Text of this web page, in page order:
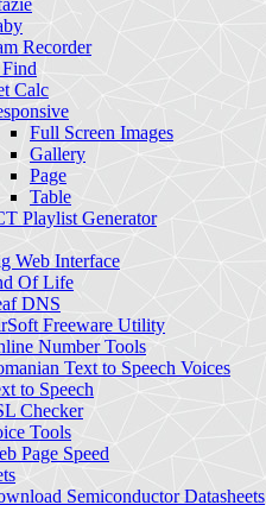
Recorder
Calc
Full Screen Images
Gallery
Page
Table
Playlist Generator
Web Interface
Of Life
DNS
Freeware Utility
Number Tools
Text to Speech Voices
to Speech
Checker
Tools
Page Speed
Semiconductor Datasheets